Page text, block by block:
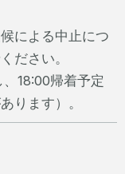
による中止につ
ださい。
18:00帰着予定
ります）。